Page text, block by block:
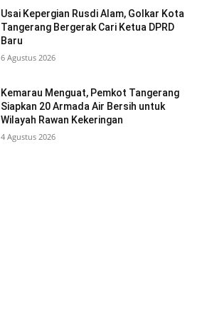
Usai Kepergian Rusdi Alam, Golkar Kota
Tangerang Bergerak Cari Ketua DPRD
Baru
6 Agustus 2026
Kemarau Menguat, Pemkot Tangerang
Siapkan 20 Armada Air Bersih untuk
Wilayah Rawan Kekeringan
4 Agustus 2026